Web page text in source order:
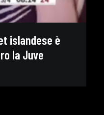
islandese è
la Juve